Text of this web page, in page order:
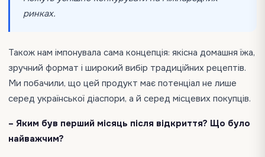
ринках.
Також нам імпонувала сама концепція: якісна домашня їжа,
зручний формат і широкий вибір традиційних рецептів.
Ми побачили, що цей продукт має потенціал не лише
серед української діаспори, а й серед місцевих покупців.
– Яким був перший місяць після відкриття? Що було
найважчим?